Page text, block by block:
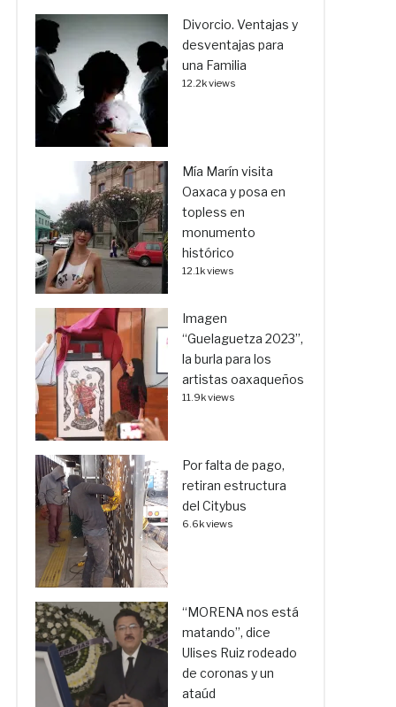
Divorcio. Ventajas y
desventajas para
una Familia
12.2k views
Mía Marín visita
Oaxaca y posa en
topless en
monumento
histórico
12.1k views
Imagen
“Guelaguetza 2023”,
la burla para los
artistas oaxaqueños
11.9k views
Por falta de pago,
retiran estructura
del Citybus
6.6k views
“MORENA nos está
matando”, dice
Ulises Ruiz rodeado
de coronas y un
ataúd